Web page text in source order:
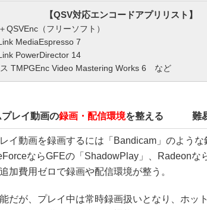
【QSV対応エンコードアプリリスト】
QSVEnc（フリーソフト）
MediaEspresso 7
PowerDirector 14
ス TMPGEnc Video Mastering Works 6 など
レイ動画の録画・配信環境を整える 難
イ動画を録画するには「Bandicam」のような
ならGFEの「ShadowPlay」、Radeonな
加費用ゼロで録画や配信環境が整う。
だが、プレイ中は常時録画扱いとなり、ホッ